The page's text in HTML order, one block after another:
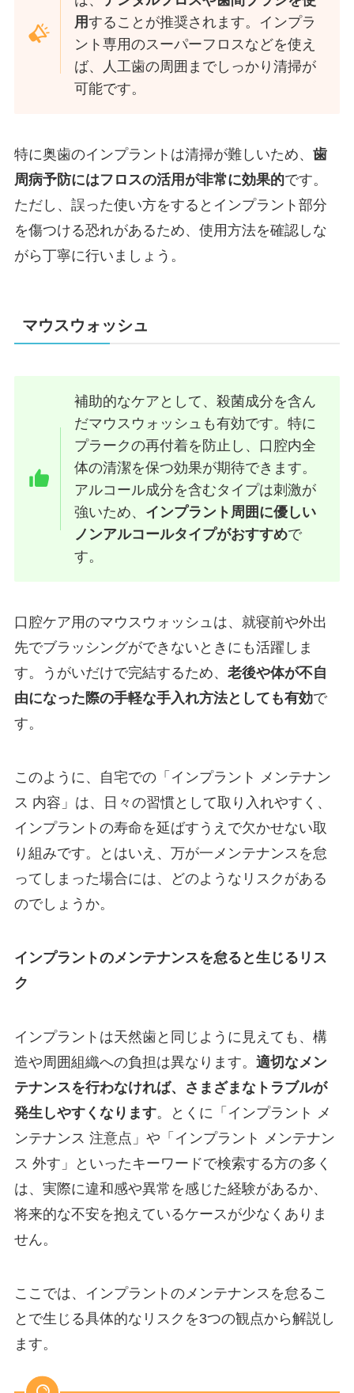
用することが推奨されます。インプラ
ント専用のスーパーフロスなどを使え
ば、人工歯の周囲までしっかり清掃が
可能です。
特に奥歯のインプラントは清掃が難しいため、 歯
周病予防にはフロスの活用が非常に効果的です。
ただし、誤った使い方をするとインプラント部分
を傷つける恐れがあるため、使用方法を確認しな
がら丁寧に行いましょう。
マウスウォッシュ
補助的なケアとして、殺菌成分を含ん
だマウスウォッシュも有効です。特に
プラークの再付着を防止し、口腔内全
体の清潔を保つ効果が期待できます。
アルコール成分を含むタイプは刺激が
強いため、 インプラント周囲に優しい
ノンアルコールタイプがおすすめで
す。
口腔ケア用のマウスウォッシュは、就寝前や外出
先でブラッシングができないときにも活躍しま
す。うがいだけで完結するため、 老後や体が不自
由になった際の手軽な手入れ方法としても有効で
す。
このように、自宅での「インプラント メンテナン
ス 内容」は、日々の習慣として取り入れやすく、
インプラントの寿命を延ばすうえで欠かせない取
り組みです。とはいえ、万が一メンテナンスを怠
ってしまった場合には、どのようなリスクがある
のでしょうか。
インプラントのメンテナンスを怠ると生じるリス
ク
インプラントは天然歯と同じように見えても、構
造や周囲組織への負担は異なります。 適切なメン
テナンスを行わなければ、さまざまなトラブルが
発生しやすくなります。とくに「インプラント メ
ンテナンス 注意点」や「インプラント メンテナン
ス 外す」といったキーワードで検索する方の多く
は、実際に違和感や異常を感じた経験があるか、
将来的な不安を抱えているケースが少なくありま
せん。
ここでは、インプラントのメンテナンスを怠るこ
とで生じる具体的なリスクを3つの観点から解説し
ます。